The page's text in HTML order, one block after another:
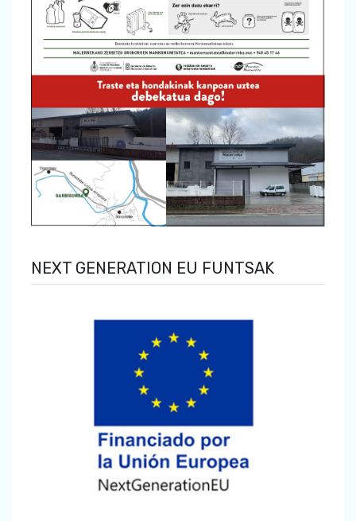
NEXT GENERATION EU FUNTSAK